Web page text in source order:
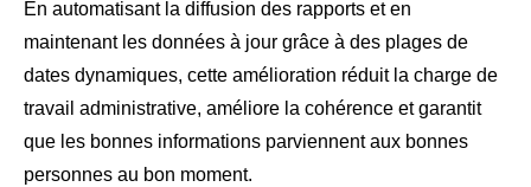
En automatisant la diffusion des rapports et en
maintenant les données à jour grâce à des plages de
dates dynamiques, cette amélioration réduit la charge de
travail administrative, améliore la cohérence et garantit
que les bonnes informations parviennent aux bonnes
personnes au bon moment.